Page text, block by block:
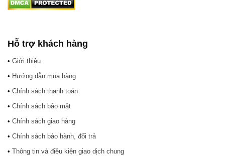
Hỗ trợ khách hàng
• Giới thiệu
• Hướng dẫn mua hàng
• Chính sách thanh toán
• Chính sách bảo mật
• Chính sách giao hàng
• Chính sách bảo hành, đổi trả
• Thông tin và điều kiện giao dịch chung